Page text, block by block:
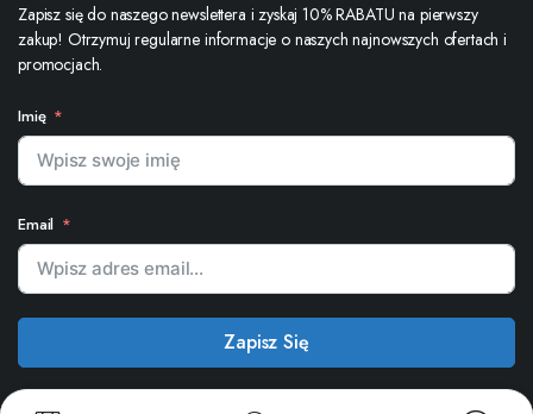
Zapisz się do naszego newslettera i zyskaj 10% RABATU na pierwszy
zakup! Otrzymuj regularne informacje o naszych najnowszych ofertach i
promocjach.
Imię
Email
Zapisz Się